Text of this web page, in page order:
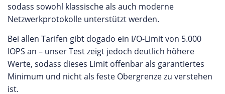
sodass sowohl klassische als auch moderne
Netzwerkprotokolle unterstützt werden.
Bei allen Tarifen gibt dogado ein I/O-Limit von 5.000
IOPS an – unser Test zeigt jedoch deutlich höhere
Werte, sodass dieses Limit offenbar als garantiertes
Minimum und nicht als feste Obergrenze zu verstehen
ist.